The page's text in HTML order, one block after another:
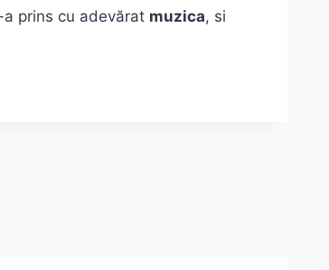
prins cu adevărat muzica, si